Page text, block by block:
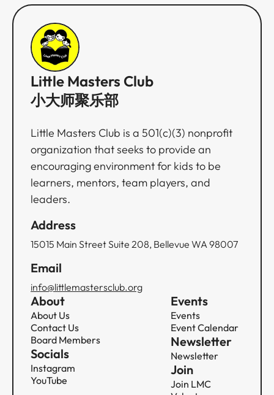
Little Masters Club
小大师聚乐部
Little Masters Club is a 501(c)(3) nonprofit
organization that seeks to provide an
encouraging environment for kids to be
learners, mentors, team players, and
leaders.
Address
15015 Main Street Suite 208, Bellevue WA 98007
Email
info@littlemastersclub.org
About
About Us
Contact Us
Board Members
Socials
Instagram
YouTube
Events
Events
Event Calendar
Newsletter
Newsletter
Join
Join LMC